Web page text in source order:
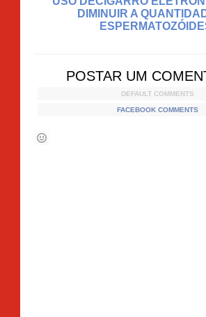
DIMINUIR A
POSTAR UM
DEFAULT COMMENTS
FACEBOOK COMMENTS